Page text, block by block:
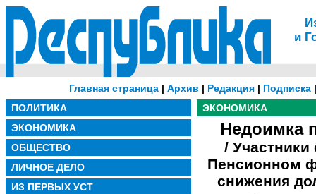
и
Главная страница | Архив | Редакция | Подписка
ПОЛИТИКА
ЭКОНОМИКА
ОБЩЕСТВО
ЛИЧНОЕ ДЕЛО
ИЗ ПЕРВЫХ УСТ
ЭКОНОМИКА
Недоимка
/
Пенсионном
снижения